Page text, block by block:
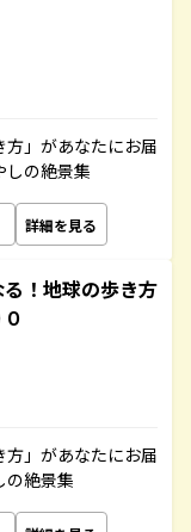
」があなたにお届
しの絶景集
詳細を見る
！地球の歩き方
」があなたにお届
の絶景集